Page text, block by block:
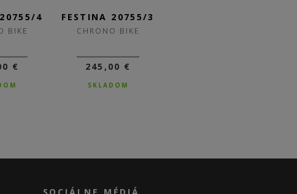
4
BIKE
€
FESTINA 20755/3
CHRONO BIKE
245,00 €
SKLADOM